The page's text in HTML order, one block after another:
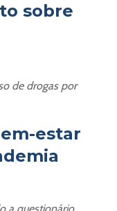
sobre
de drogas por
estar